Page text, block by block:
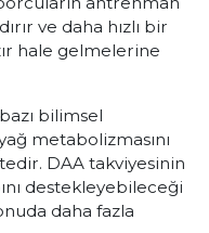
ve daha hızlı bir
hale gelmelerine
bilimsel
metabolizmasını
DAA takviyesinin
destekleyebileceği
daha fazla